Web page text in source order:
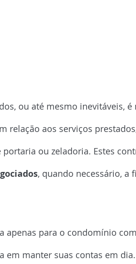
ou até mesmo inevitáveis, é
relação aos serviços
ou zeladoria. Estes
, quando necessário, a
apenas para o condomínio
em manter suas contas em